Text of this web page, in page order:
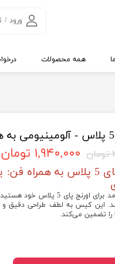
ورود /
همه محصولات
۱,۹۴۰,۰۰۰ تومان
کیس آلومینیومی اورنج پای 5
اگر به دنبال یک کیس باکیفیت و کارآمد
این کیس به لطف طراحی دقیق و
را تضمین می‌کند.